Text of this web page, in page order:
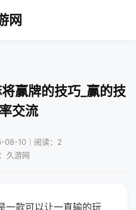
网
赢牌的技巧_赢的技
交流
08-10｜阅读：2
久游网
一款可以让一直输的玩